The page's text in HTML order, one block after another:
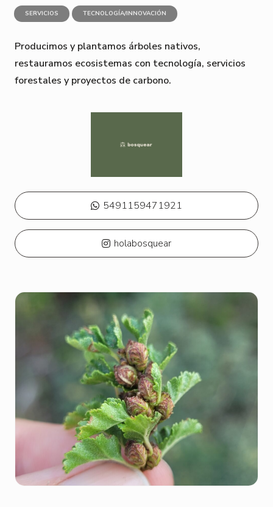
SERVICIOS TECNOLOGÍA/INNOVACIÓN
Producimos y plantamos árboles nativos,
restauramos ecosistemas con tecnología, servicios
forestales y proyectos de carbono.
5491159471921
holabosquear